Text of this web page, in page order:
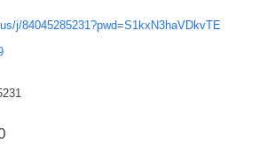
us/j/84045285231?pwd=S1kxN3haVDkvTE